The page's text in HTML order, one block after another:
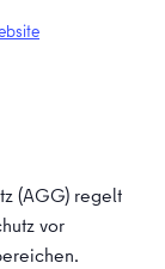
(AGG) regelt
vor